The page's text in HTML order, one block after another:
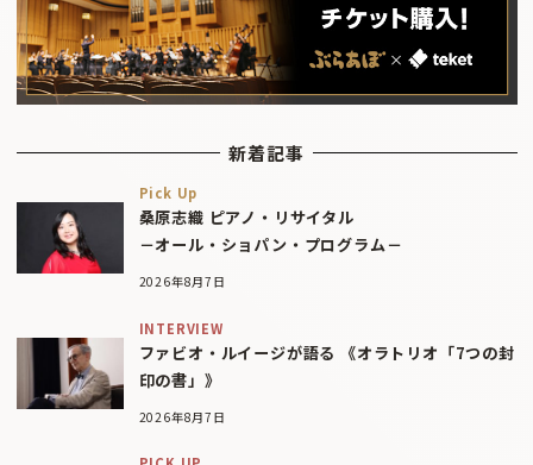
新着記事
Pick Up
桑原志織 ピアノ・リサイタル
－オール・ショパン・プログラム－
2026年8月7日
INTERVIEW
ファビオ・ルイージが語る 《オラトリオ「7つの封
印の書」》
2026年8月7日